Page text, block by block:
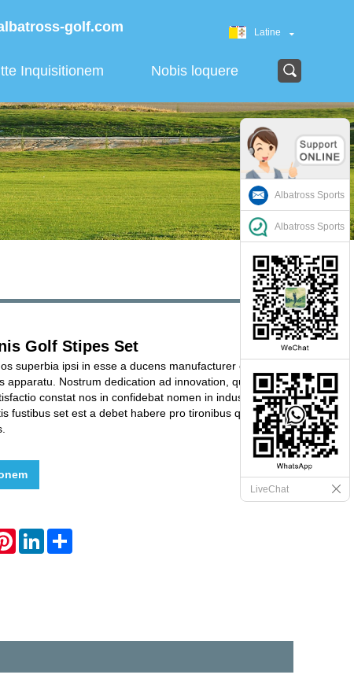
golf.com Latine
Inquisitionem Nobis loquere
Golf Stipes Set
superbia ipsi in esse a ducens manufacturer et elit
apparatu. Nostrum dedication ad innovation, qualitas
constat nos in confidebat nomen in industria. Nostri
fustibus set est a debet habere pro tironibus qui vult
Pinterest
LinkedIn
Albatross Sports
Albatross Sports
LiveChat